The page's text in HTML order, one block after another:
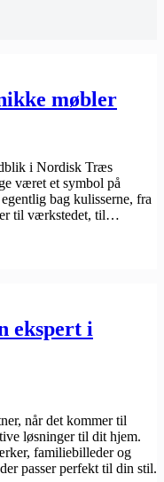
møbler
i Nordisk Træs
været et symbol på
bag kulisserne, fra
til værkstedet, til…
ekspert i
når det kommer til
løsninger til dit hjem.
familiebilleder og
passer perfekt til din stil.